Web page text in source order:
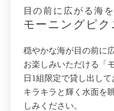
目の前に広がる海
モーニングピク
穏やかな海が目の前に
お楽しみいただける「
日1組限定で貸し出して
キラキラと輝く水面を
しみください。